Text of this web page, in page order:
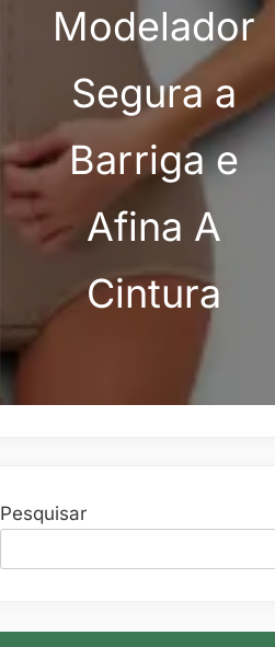
Modelador
Segura a
Barriga e
Afina A
Cintura
Pesquisar